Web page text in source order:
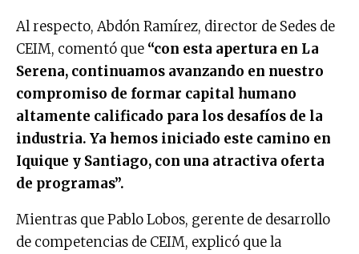
Al respecto, Abdón Ramírez, director de Sedes de
CEIM, comentó que “con esta apertura en La
Serena, continuamos avanzando en nuestro
compromiso de formar capital humano
altamente calificado para los desafíos de la
industria. Ya hemos iniciado este camino en
Iquique y Santiago, con una atractiva oferta
de programas”.
Mientras que Pablo Lobos, gerente de desarrollo
de competencias de CEIM, explicó que la